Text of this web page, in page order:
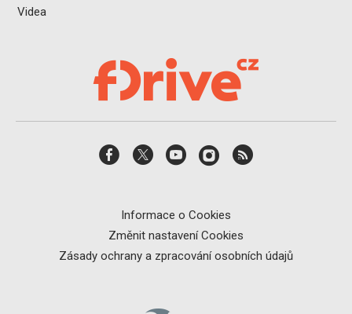
Videa
Informace o Cookies
Změnit nastavení Cookies
Zásady ochrany a zpracování osobních údajů